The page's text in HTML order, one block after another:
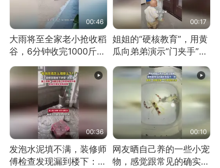
00:46
大雨将至全家老小抢收稻
谷，6分钟收完1000斤，
没有一个人掉链子
00:17
姐姐的“硬核教育”，用黄
瓜向弟弟演示“门夹手”，
网友：果然言传不如身
教！
00:36
发泡水泥填不满，装修师
傅检查发现漏到楼下：出
00:10
网友晒自己养的一些小宠
物，感觉跟常见的确实有